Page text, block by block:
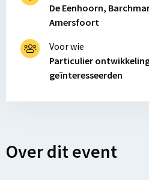
De Eenhoorn,
Amersfoort
Voor wie
Particulier
geïnteresseerden
Over dit event